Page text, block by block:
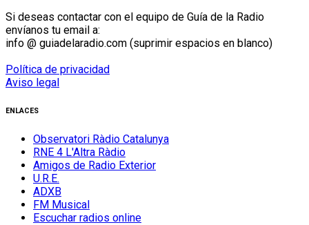
Si deseas contactar con el equipo de Guía de la Radio
envíanos tu email a:
info @ guiadelaradio.com (suprimir espacios en blanco)
Política de privacidad
Aviso legal
ENLACES
Observatori Ràdio Catalunya
RNE 4 L'Altra Ràdio
Amigos de Radio Exterior
U.R.E.
ADXB
FM Musical
Escuchar radios online